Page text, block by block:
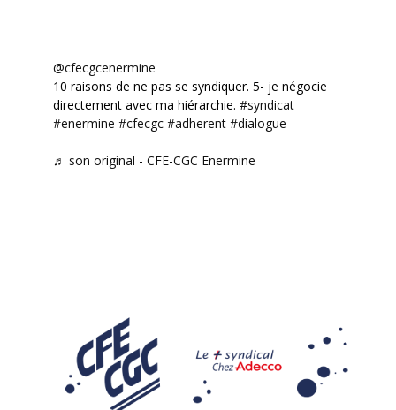
@cfecgcenermine
10 raisons de ne pas se syndiquer. 5- je négocie
directement avec ma hiérarchie. #syndicat
#enermine #cfecgc #adherent #dialogue
♬ son original - CFE-CGC Enermine